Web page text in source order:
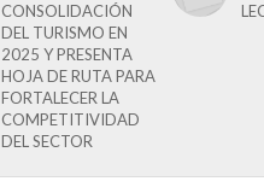
CONSOLIDACIÓN
DEL TURISMO EN
2025 Y PRESENTA
HOJA DE RUTA PARA
FORTALECER LA
COMPETITIVIDAD
DEL SECTOR